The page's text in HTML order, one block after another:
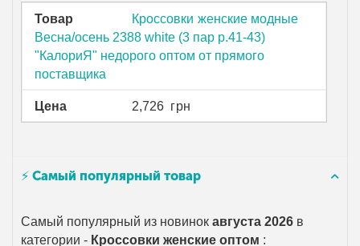
Товар
Кроссовки женские модные
Весна/осень 2388 white (3 пар р.41-43)
"КалориЯ" недорого оптом от прямого
поставщика
Цена 2,726 грн
⚡ Самый популярный товар
Самый популярный из новинокавгуста 2026 в
категории - Кроссовки женские оптом :